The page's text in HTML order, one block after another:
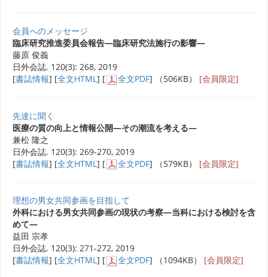
会員へのメッセージ
臨床研究推進委員会報告―臨床研究法施行の影響―
藤原 俊義
日外会誌. 120(3): 268, 2019
[書誌情報] [全文HTML ] [ 全文PDF] （506KB） [会員限定]
先達に聞く
医療の質の向上と情報公開―その潮流を考える―
兼松 隆之
日外会誌. 120(3): 269-270, 2019
[書誌情報] [全文HTML ] [ 全文PDF] （579KB） [会員限定]
理想の男女共同参画を目指して
外科における男女共同参画の現状の考察―当科における検討を含
めて―
益田 宗孝
日外会誌. 120(3): 271-272, 2019
[書誌情報] [全文HTML] [ 全文PDF] （1094KB） [会員限定]